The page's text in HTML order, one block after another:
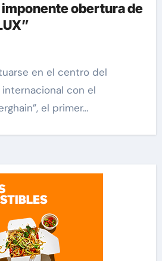
imponente obertura de
con el
el primer…